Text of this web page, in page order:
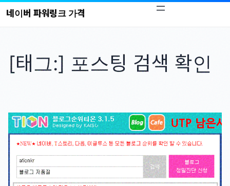
콘
네이버 파워링크 가격
[태그:] 포스팅 검색 확인